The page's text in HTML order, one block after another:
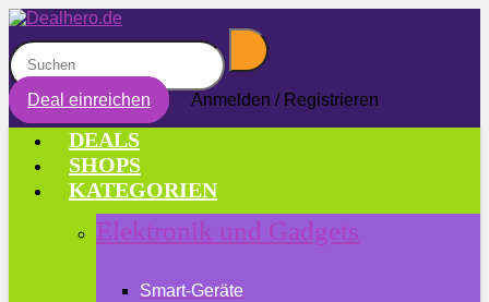
Deal einreichen Anmelden / Registrieren
DEALS
SHOPS
KATEGORIEN
Elektronik und Gadgets
Smart-Geräte